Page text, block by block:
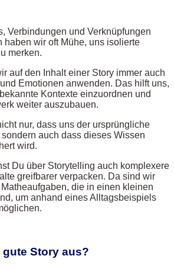
Verbindungen und Verknüpfungen
haben wir oft Mühe, uns isolierte
merken.
auf den Inhalt einer Story immer auch
Emotionen anwenden. Das hilft uns,
Kontexte einzuordnen und
weiter auszubauen.
nur, dass uns der ursprüngliche
auch dass dieses Wissen
wird.
Du über Storytelling auch komplexere
greifbarer verpacken. Da sind wir
die in einen kleinen
um anhand eines Alltagsbeispiels
gute Story aus?